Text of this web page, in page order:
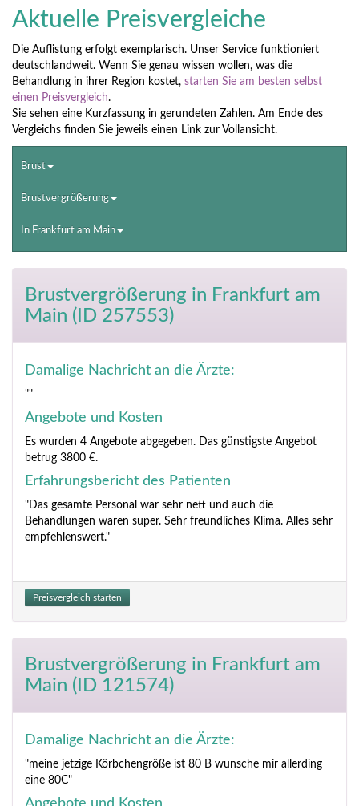
Aktuelle Preisvergleiche
Die Auflistung erfolgt exemplarisch. Unser Service funktioniert
deutschlandweit. Wenn Sie genau wissen wollen, was die
Behandlung in ihrer Region kostet, starten Sie am besten selbst
einen Preisvergleich.
Sie sehen eine Kurzfassung in gerundeten Zahlen. Am Ende des
Vergleichs finden Sie jeweils einen Link zur Vollansicht.
Brust
Brustvergrößerung
In Frankfurt am Main
Brustvergrößerung in Frankfurt am
Main (ID 257553)
Damalige Nachricht an die Ärzte:
""
Angebote und Kosten
Es wurden 4 Angebote abgegeben. Das günstigste Angebot
betrug 3800 €.
Erfahrungsbericht des Patienten
"Das gesamte Personal war sehr nett und auch die
Behandlungen waren super. Sehr freundliches Klima. Alles sehr
empfehlenswert."
Preisvergleich starten
Brustvergrößerung in Frankfurt am
Main (ID 121574)
Damalige Nachricht an die Ärzte:
"meine jetzige Körbchengröße ist 80 B wunsche mir allerding
eine 80C"